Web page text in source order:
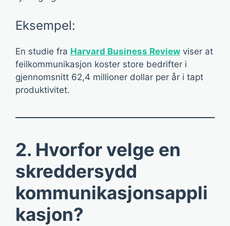
Eksempel:
En studie fra Harvard Business Review viser at
feilkommunikasjon koster store bedrifter i
gjennomsnitt 62,4 millioner dollar per år i tapt
produktivitet.
2. Hvorfor velge en
skreddersydd
kommunikasjonsappli
kasjon?